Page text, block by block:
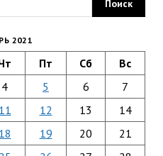
2021
Пт Сб Вс
4 5 6
7
11 12 13
14
18 19 20
21